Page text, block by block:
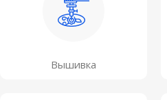
Вышивка